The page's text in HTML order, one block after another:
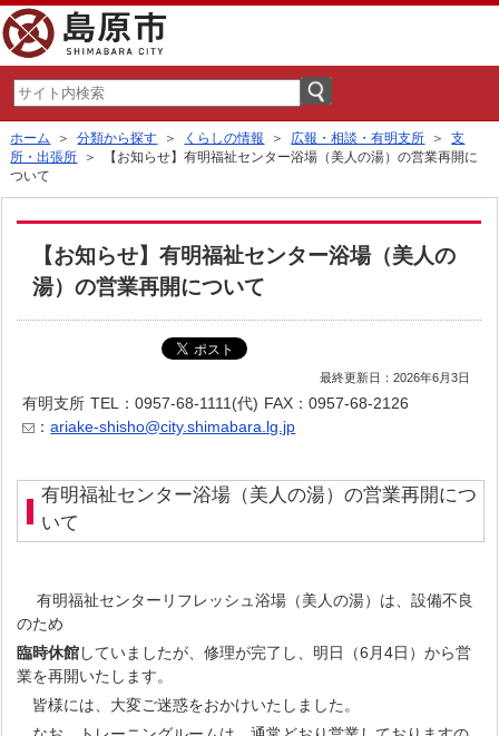
ホーム ＞分類から探す ＞ くらしの情報 ＞ 広報・相談・有明支所 ＞支
所・出張所 ＞ 【お知らせ】有明福祉センター浴場（美人の湯）の営業再開に
ついて
【お知らせ】有明福祉センター浴場（美人の
湯）の営業再開について
最終更新日：2026年6月3日
有明支所 TEL：0957-68-1111(代) FAX：0957-68-2126
：ariake-shisho@city.shimabara.lg.jp
有明福祉センター浴場（美人の湯）の営業再開につ
いて
有明福祉センターリフレッシュ浴場（美人の湯）は、設備不良
のため
臨時休館していましたが、修理が完了し、明日（6月4日）から営
業を再開いたします。
皆様には、大変ご迷惑をおかけいたしました。